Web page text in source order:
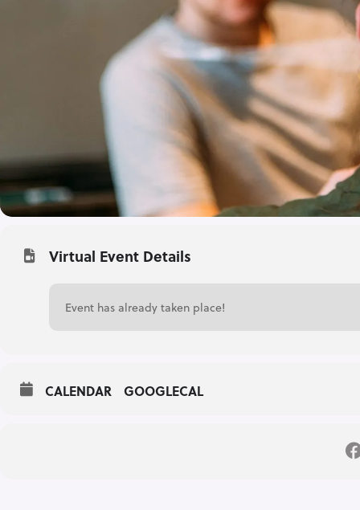
Virtual Event Details
Event has already taken place!
CALENDAR GOOGLECAL